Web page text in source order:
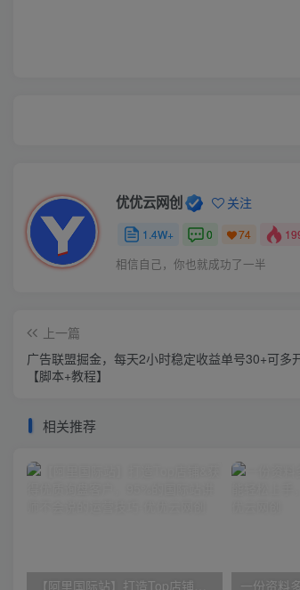
优优云网创 关注
1.4W+ 0 74
相信自己，你也就成功了一半
上一篇
广告联盟掘金，每天2小时稳定收益单号30+可多
【脚本+教程】
相关推荐